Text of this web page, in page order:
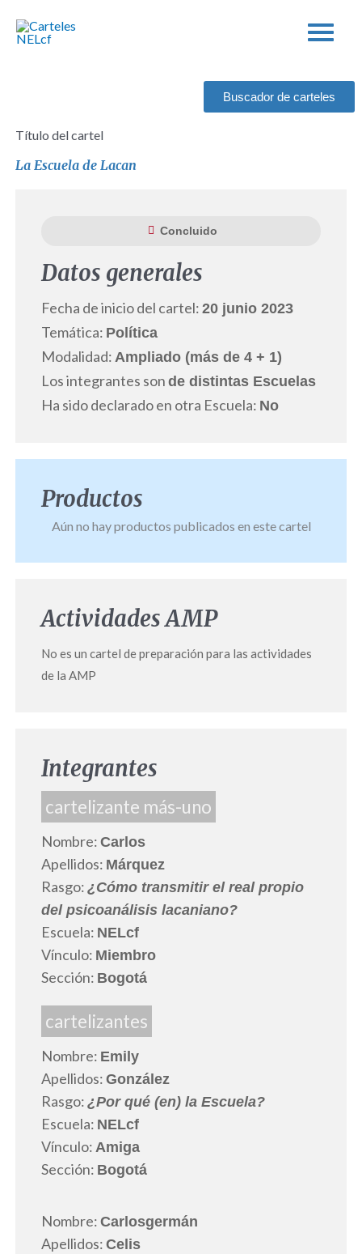
Buscador de carteles
Título del cartel
La Escuela de Lacan
Concluido
Datos generales
Fecha de inicio del cartel: 20 junio 2023
Temática: Política
Modalidad: Ampliado (más de 4 + 1)
Los integrantes son de distintas Escuelas
Ha sido declarado en otra Escuela: No
Productos
Aún no hay productos publicados en este cartel
Actividades AMP
No es un cartel de preparación para las actividades
de la AMP
Integrantes
cartelizante más-uno
Nombre: Carlos
Apellidos: Márquez
Rasgo: ¿Cómo transmitir el real propio
del psicoanálisis lacaniano?
Escuela: NELcf
Vínculo: Miembro
Sección: Bogotá
cartelizantes
Nombre: Emily
Apellidos: González
Rasgo: ¿Por qué (en) la Escuela?
Escuela: NELcf
Vínculo: Amiga
Sección: Bogotá
Nombre: Carlosgermán
Apellidos: Celis